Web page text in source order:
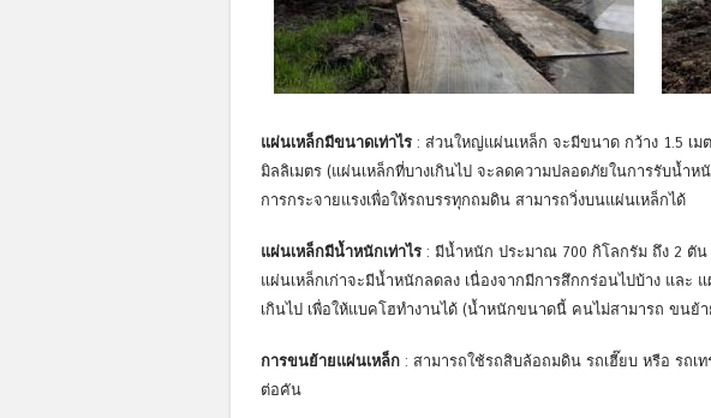
แผ่นเหล็กมีขนาดเท่าไร : ส่วนใหญ่แผ่นเหล็ก จะมีขนาด กว้าง 1.5 เ
มิลลิเมตร (แผ่นเหล็กที่บางเกินไป จะลดความปลอดภัยในการรับน้ำห
การกระจายแรงเพื่อให้รถบรรทุกถมดิน สามารถวิ่งบนแผ่นเหล็กได้
แผ่นเหล็กมีน้ำหนักเท่าไร : มีน้ำหนัก ประมาณ 700 กิโลกรัม ถึง 2 ตั
แผ่นเหล็กเก่าจะมีน้ำหนักลดลง เนื่องจากมีการสึกกร่อนไปบ้าง แล
เกินไป เพื่อให้แบคโฮทำงานได้ (น้ำหนักขนาดนี้ คนไม่สามารถ ขนย้า
การขนย้ายแผ่นเหล็ก : สามารถใช้รถสิบล้อถมดิน รถเฮี๊ยบ หรือ รถเ
ต่อคัน